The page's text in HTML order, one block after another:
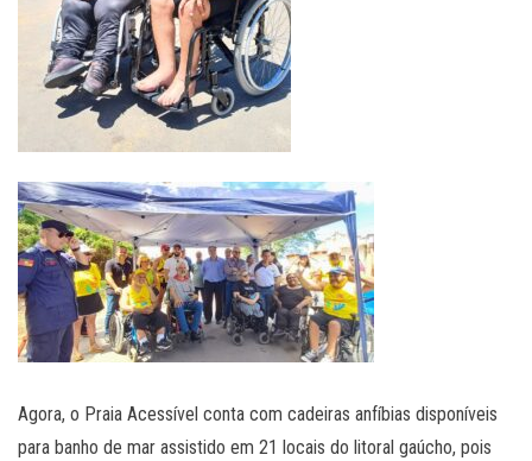
Agora, o Praia Acessível conta com cadeiras anfíbias disponíveis
para banho de mar assistido em 21 locais do litoral gaúcho, pois